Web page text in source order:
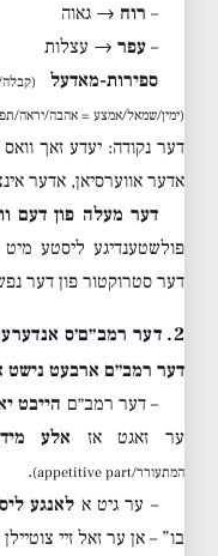
– רוח → גאוה
–עפר → עצלות
ספירות-מאדעל
(ימין/שמאל/אמצע = אהבה/יראה/
אדער אווערסיאן, אדער
דער מעלה פון דעם
פולשטענדיגע ליסטע
דער סטרוקטור פון דער
2. דער רמב״ם׳ס אנדערער וועג
דער רמב״ם ארבעט נישט
– דער רמב״ם הייבט
ער זאגט אז אלע
המתעורר/appetitive part)
.
– ער גיט א לאנגע
בו” – אן ער זאל זיי